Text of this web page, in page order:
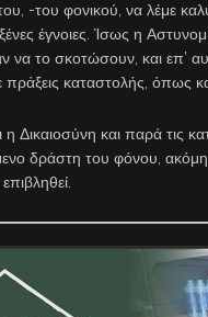
-του φονικού, να λέμε
έγνοιες. Ίσως η
να το σκοτώσουν, και επ’
καταστολής, όπως
Δικαιοσύνη και παρά τις
δράστη του φόνου, ακόμη